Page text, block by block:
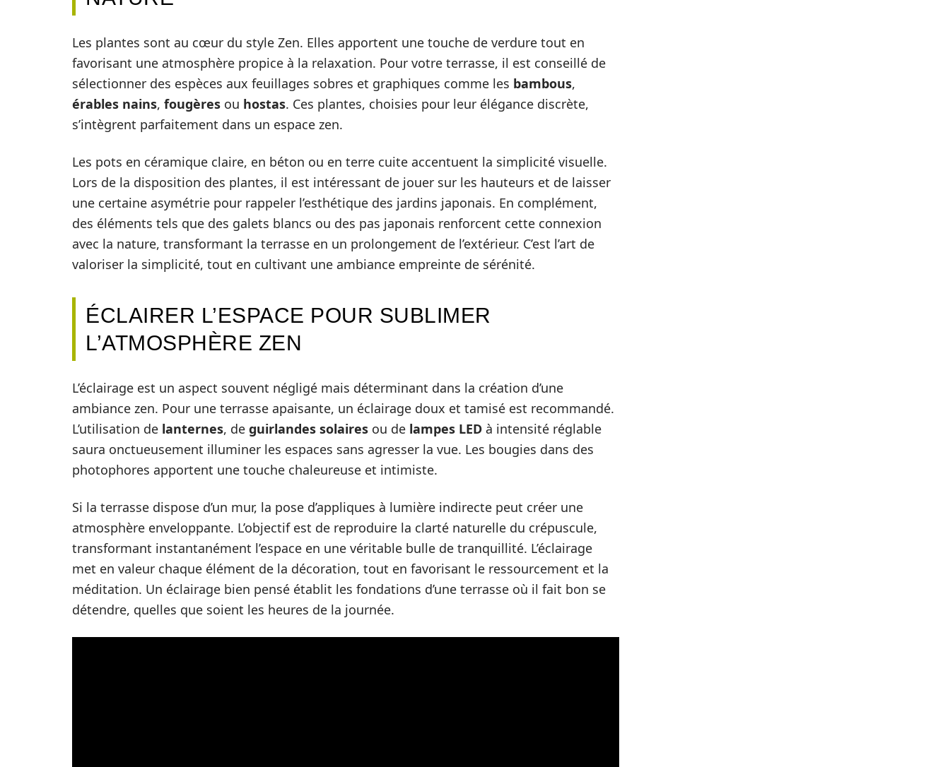
Les plantes sont au cœur du style Zen. Elles apportent une touche de verdure tout en
favorisant une atmosphère propice à la relaxation. Pour votre terrasse, il est conseillé de
sélectionner des espèces aux feuillages sobres et graphiques comme les bambous,
érables nains, fougères ou hostas. Ces plantes, choisies pour leur élégance discrète,
s’intègrent parfaitement dans un espace zen.
Les pots en céramique claire, en béton ou en terre cuite accentuent la simplicité visuelle.
Lors de la disposition des plantes, il est intéressant de jouer sur les hauteurs et de laisser
une certaine asymétrie pour rappeler l’esthétique des jardins japonais. En complément,
des éléments tels que des galets blancs ou des pas japonais renforcent cette connexion
avec la nature, transformant la terrasse en un prolongement de l’extérieur. C’est l’art de
valoriser la simplicité, tout en cultivant une ambiance empreinte de sérénité.
ÉCLAIRER L’ESPACE POUR SUBLIMER
L’ATMOSPHÈRE ZEN
L’éclairage est un aspect souvent négligé mais déterminant dans la création d’une
ambiance zen. Pour une terrasse apaisante, un éclairage doux et tamisé est recommandé.
L’utilisation de lanternes, de guirlandes solaires ou de lampes LED à intensité réglable
saura onctueusement illuminer les espaces sans agresser la vue. Les bougies dans des
photophores apportent une touche chaleureuse et intimiste.
Si la terrasse dispose d’un mur, la pose d’appliques à lumière indirecte peut créer une
atmosphère enveloppante. L’objectif est de reproduire la clarté naturelle du crépuscule,
transformant instantanément l’espace en une véritable bulle de tranquillité. L’éclairage
met en valeur chaque élément de la décoration, tout en favorisant le ressourcement et la
méditation. Un éclairage bien pensé établit les fondations d’une terrasse où il fait bon se
détendre, quelles que soient les heures de la journée.